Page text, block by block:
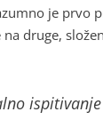
je prvo
druge,
ispitivanje